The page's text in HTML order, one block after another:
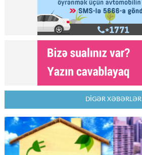
DİGƏR XƏBƏRLƏR